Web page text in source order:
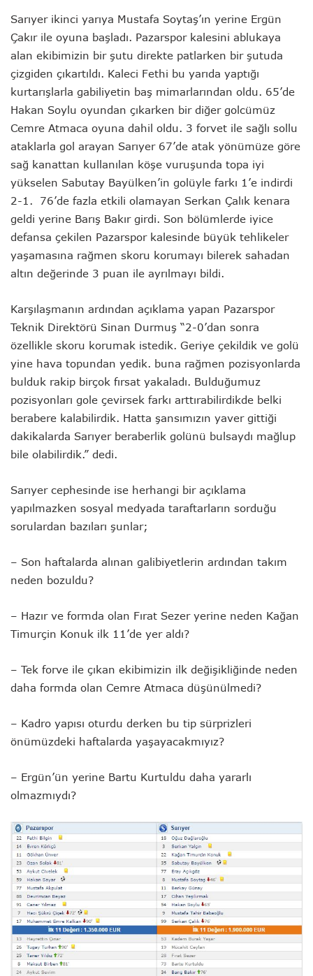
Sarıyer ikinci yarıya Mustafa Soytaş’ın yerine Ergün
Çakır ile oyuna başladı. Pazarspor kalesini ablukaya
alan ekibimizin bir şutu direkte patlarken bir şutuda
çizgiden çıkartıldı. Kaleci Fethi bu yarıda yaptığı
kurtarışlarla gabiliyetin baş mimarlarından oldu. 65’de
Hakan Soylu oyundan çıkarken bir diğer golcümüz
Cemre Atmaca oyuna dahil oldu. 3 forvet ile sağlı sollu
ataklarla gol arayan Sarıyer 67’de atak yönümüze göre
sağ kanattan kullanılan köşe vuruşunda topa iyi
yükselen Sabutay Bayülken’in golüyle farkı 1’e indirdi
2-1. 76’de fazla etkili olamayan Serkan Çalık kenara
geldi yerine Barış Bakır girdi. Son bölümlerde iyice
defansa çekilen Pazarspor kalesinde büyük tehlikeler
yaşamasına rağmen skoru korumayı bilerek sahadan
altın değerinde 3 puan ile ayrılmayı bildi.
Karşılaşmanın ardından açıklama yapan Pazarspor
Teknik Direktörü Sinan Durmuş “2-0’dan sonra
özellikle skoru korumak istedik. Geriye çekildik ve golü
yine hava topundan yedik. buna rağmen pozisyonlarda
bulduk rakip birçok fırsat yakaladı. Bulduğumuz
pozisyonları gole çevirsek farkı arttırabilirdikde belki
berabere kalabilirdik. Hatta şansımızın yaver gittiği
dakikalarda Sarıyer beraberlik golünü bulsaydı mağlup
bile olabilirdik.” dedi.
Sarıyer cephesinde ise herhangi bir açıklama
yapılmazken sosyal medyada taraftarların sorduğu
sorulardan bazıları şunlar;
– Son haftalarda alınan galibiyetlerin ardından takım
neden bozuldu?
– Hazır ve formda olan Fırat Sezer yerine neden Kağan
Timurçin Konuk ilk 11’de yer aldı?
– Tek forve ile çıkan ekibimizin ilk değişikliğinde neden
daha formda olan Cemre Atmaca düşünülmedi?
– Kadro yapısı oturdu derken bu tip sürprizleri
önümüzdeki haftalarda yaşayacakmıyız?
– Ergün’ün yerine Bartu Kurtuldu daha yararlı
olmazmıydı?